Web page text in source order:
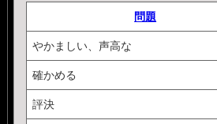
問題
やかましい、声高な
確かめる
評決